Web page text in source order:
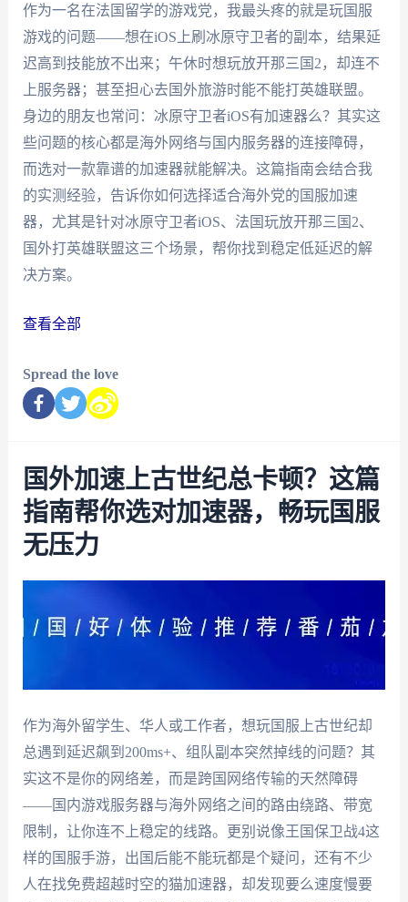
作为一名在法国留学的游戏党，我最头疼的就是玩国服
游戏的问题——想在iOS上刷冰原守卫者的副本，结果延
迟高到技能放不出来；午休时想玩放开那三国2，却连不
上服务器；甚至担心去国外旅游时能不能打英雄联盟。
身边的朋友也常问：冰原守卫者iOS有加速器么？其实这
些问题的核心都是海外网络与国内服务器的连接障碍，
而选对一款靠谱的加速器就能解决。这篇指南会结合我
的实测经验，告诉你如何选择适合海外党的国服加速
器，尤其是针对冰原守卫者iOS、法国玩放开那三国2、
国外打英雄联盟这三个场景，帮你找到稳定低延迟的解
决方案。
查看全部
Spread the love
国外加速上古世纪总卡顿？这篇
指南帮你选对加速器，畅玩国服
无压力
作为海外留学生、华人或工作者，想玩国服上古世纪却
总遇到延迟飙到200ms+、组队副本突然掉线的问题？其
实这不是你的网络差，而是跨国网络传输的天然障碍
——国内游戏服务器与海外网络之间的路由绕路、带宽
限制，让你连不上稳定的线路。更别说像王国保卫战4这
样的国服手游，出国后能不能玩都是个疑问，还有不少
人在找免费超越时空的猫加速器，却发现要么速度慢要